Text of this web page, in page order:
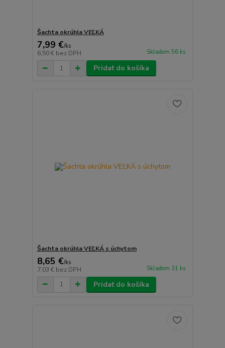
Šachta okrúhla VEĽKÁ
7,99 €/ks
6,50 € bez DPH Skladom 56 ks
Pridať do košíka
Šachta okrúhla VEĽKÁ s úchytom
8,65 €/ks
7,03 € bez DPH Skladom 31 ks
Pridať do košíka